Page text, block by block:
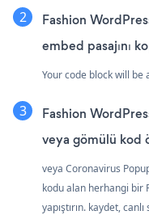
Fashion
embed pasajını
Your code block will
Fashion
veya gömülü kod
veya Coronavirus
kodu alan herhangi bir
yapıştırın. kaydet,